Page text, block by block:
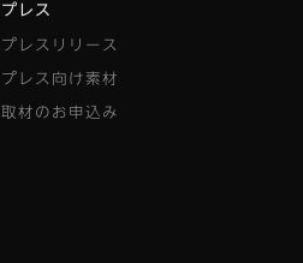
プレス
プレスリリース
プレス向け素材
取材のお申込み